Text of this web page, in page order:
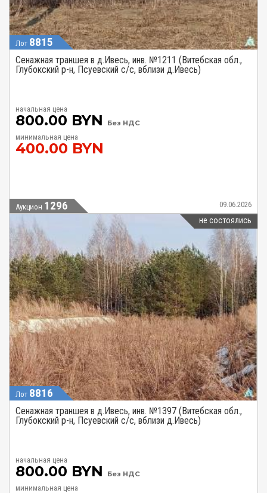
Лот 8815
Сенажная траншея в д.Ивесь, инв. №1211 (Витебская обл.,
Глубокский р-н, Псуевский с/с, вблизи д.Ивесь)
начальная цена
800.00 BYN Без НДС
минимальная цена
400.00 BYN
Аукцион 1296 09.06.2026
не состоялись
Лот 8816
Сенажная траншея в д.Ивесь, инв. №1397 (Витебская обл.,
Глубокский р-н, Псуевский с/с, вблизи д.Ивесь)
начальная цена
800.00 BYN Без НДС
минимальная цена